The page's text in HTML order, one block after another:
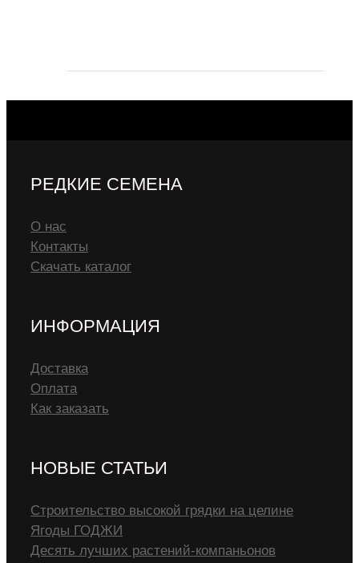
РЕДКИЕ СЕМЕНА
О нас
Контакты
Скачать каталог
ИНФОРМАЦИЯ
Доставка
Оплата
Как заказать
НОВЫЕ СТАТЬИ
Строительство высокой грядки на целине
Ягоды ГОДЖИ
Десять лучших растений-компаньонов